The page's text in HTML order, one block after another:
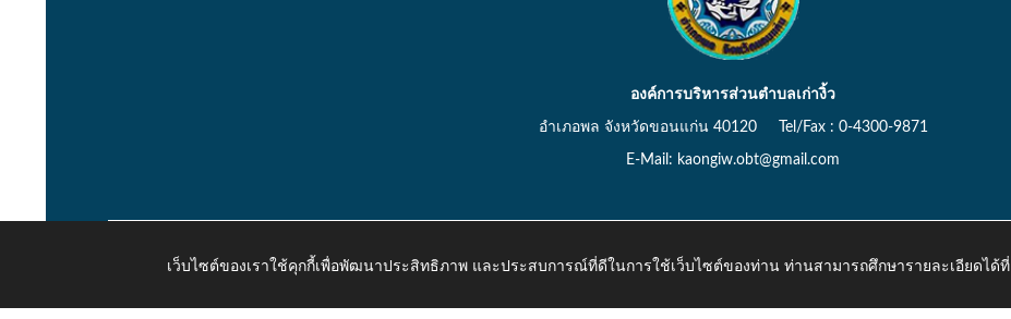
องค์การบริหารส่วนตำบลเก่างิ้ว
อำเภอพล จังหวัดขอนแก่น 40120 Tel/Fax : 0-4300-9871
E-Mail: kaongiw.obt@gmail.com
Copyright © 2026 All Right Resive http://www.kaongiw.go.th
เว็บไซต์ของเราใช้คุกกี้เพื่อพัฒนาประสิทธิภาพ และประสบการณ์ที่ดีในการใช้เว็บไซต์ของท่าน ท่านสามารถศึกษารายละเอียดได้ที่